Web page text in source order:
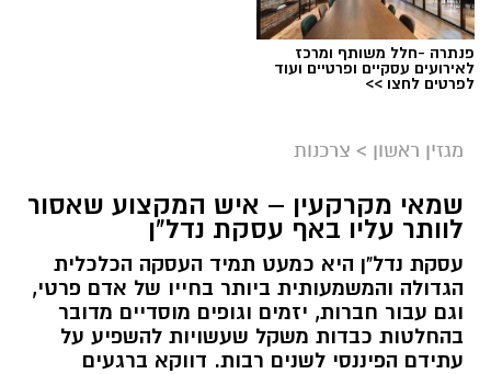
פנתרה -חלל משותף ומרכז
לאירועים עסקיים ופרטיים ועוד
לפרטים לחצו >>
מגזין ראשון > צרכנות
שמאי מקרקעין – איש המקצוע שאסור
לוותר עליו באף עסקת נדל"ן
עסקת נדל"ן היא כמעט תמיד העסקה הכלכלית
הגדולה והמשמעותית ביותר בחייו של אדם פרטי,
וגם עבור חברות, יזמים וגופים מוסדיים מדובר
בהחלטות כבדות משקל שעשויות להשפיע על
עתידם הפיננסי לשנים רבות. דווקא ברגעים